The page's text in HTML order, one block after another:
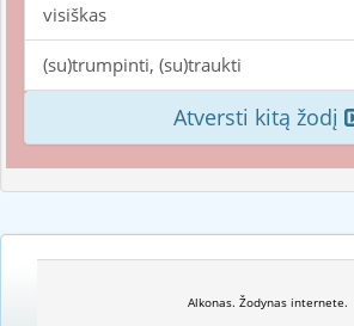
visiškas
(su)trumpinti, (su)traukti
Atversti kitą žodį
Alkonas. Žodynas internete.